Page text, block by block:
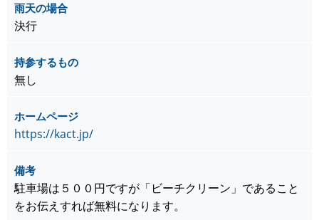
雨天の場合
決行
持参するもの
無し
ホームページ
https://kact.jp/
備考
駐車場は５００円ですが「ビーチクリーン」であること
をお伝えすれば無料になります。